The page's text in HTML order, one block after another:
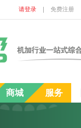
请登录 免费注册
商城 服务